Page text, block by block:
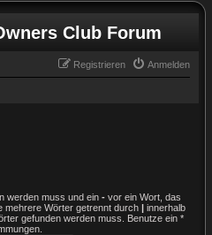
Club Forum
Anmelden
Registrieren
werden muss und ein - vor ein Wort, das
mehrere Wörter getrennt durch | innerhalb
gefunden werden muss. Benutze ein *